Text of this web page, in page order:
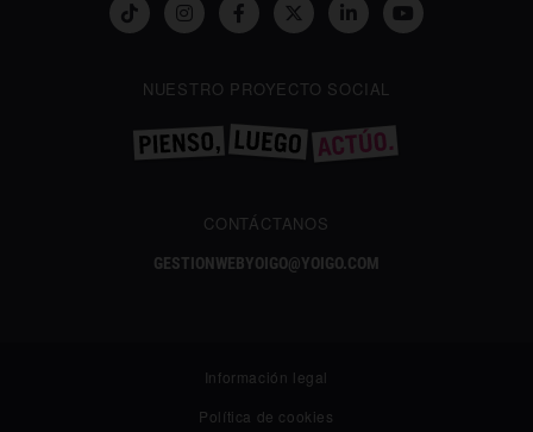
NUESTRO PROYECTO SOCIAL
CONTÁCTANOS
GESTIONWEBYOIGO@YOIGO.COM
Información legal
Política de cookies